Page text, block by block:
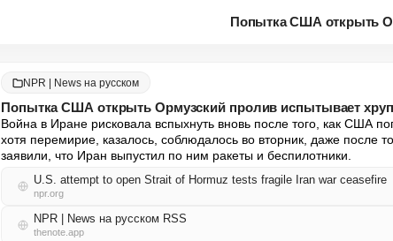
NPR | News на русском
Попытка США открыть Ормузский пролив испытывает
Война в Иране рисковала вспыхнуть вновь после того, как США
хотя перемирие, казалось, соблюдалось во вторник, даже после
заявили, что Иран выпустил по ним ракеты и беспилотники.
U.S. attempt to open Strait of Hormuz tests fragile Iran war ceasefire
npr.org
NPR | News на русском RSS
thenote.app